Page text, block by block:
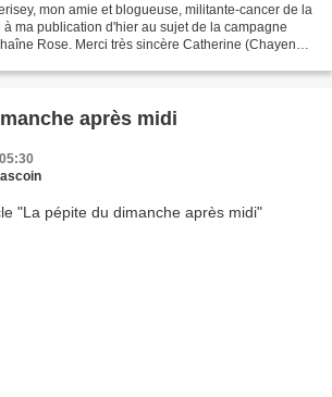
mon amie et blogueuse, militante-cancer de la
ma publication d'hier au sujet de la campagne
Rose. Merci très sincère Catherine (Chayenko
après midi